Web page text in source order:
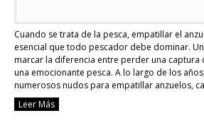
Cuando se trata de la pesca, empatillar el
esencial que todo pescador debe dominar.
marcar la diferencia entre perder una captura
una emocionante pesca. A lo largo de los
numerosos nudos para empatillar anzuelos,
Continue reading
Leer Más